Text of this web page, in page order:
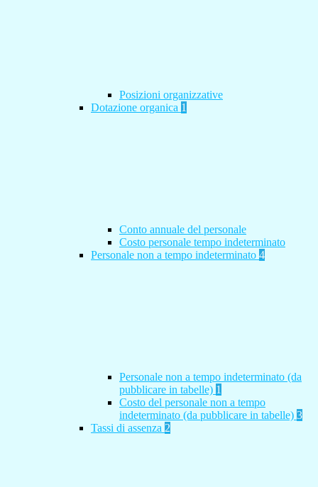
Posizioni organizzative
Dotazione organica 1
Conto annuale del personale
Costo personale tempo indeterminato
Personale non a tempo indeterminato 4
Personale non a tempo indeterminato (da
pubblicare in tabelle) 1
Costo del personale non a tempo
indeterminato (da pubblicare in tabelle) 3
Tassi di assenza 2